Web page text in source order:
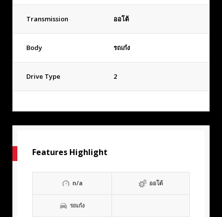
Transmission ออโต้
Body รถเก๋ง
Drive Type 2
Features Highlight
n/a ออโต้
รถเก๋ง